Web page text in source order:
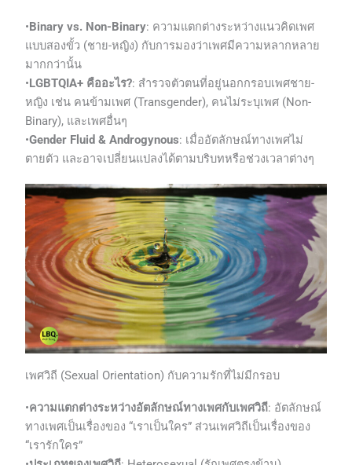
•Binary vs. Non-Binary: ความแตกต่างระหว่างแนวคิดเพศ
แบบสองขั้ว (ชาย-หญิง) กับการมองว่าเพศมีความหลากหลาย
มากกว่านั้น
•LGBTQIA+ คืออะไร?: สำรวจตัวตนที่อยู่นอกกรอบเพศชาย-
หญิง เช่น คนข้ามเพศ (Transgender), คนไม่ระบุเพศ (Non-
Binary), และเพศอื่นๆ
•Gender Fluid & Androgynous: เมื่ออัตลักษณ์ทางเพศไม่
ตายตัว และอาจเปลี่ยนแปลงได้ตามบริบทหรือช่วงเวลาต่างๆ
เพศวิถี (Sexual Orientation) กับความรักที่ไม่มีกรอบ
•ความแตกต่างระหว่างอัตลักษณ์ทางเพศกับเพศวิถี: อัตลักษณ์
ทางเพศเป็นเรื่องของ “เราเป็นใคร” ส่วนเพศวิถีเป็นเรื่องของ
“เรารักใคร”